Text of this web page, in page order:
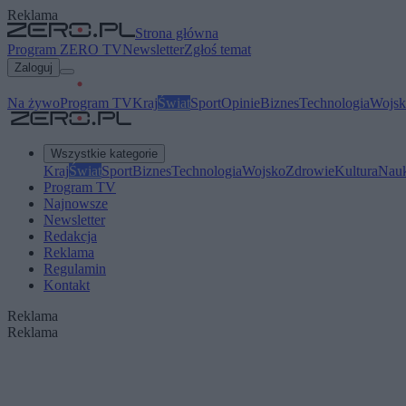
Reklama
Strona główna
Program ZERO TVNewsletterZgłoś temat
Zaloguj
Na żywoProgram TVKrajŚwiatSportOpinieBiznesTechnologia
Wszystkie kategorie
KrajŚwiatSportBiznesTechnologiaWojskoZdrowieKultura
Program TV
Najnowsze
Newsletter
Redakcja
Reklama
Regulamin
Kontakt
Reklama
Reklama